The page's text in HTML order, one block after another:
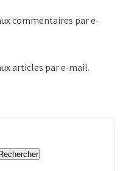
commentaires par e-
articles par e-mail.
Rechercher